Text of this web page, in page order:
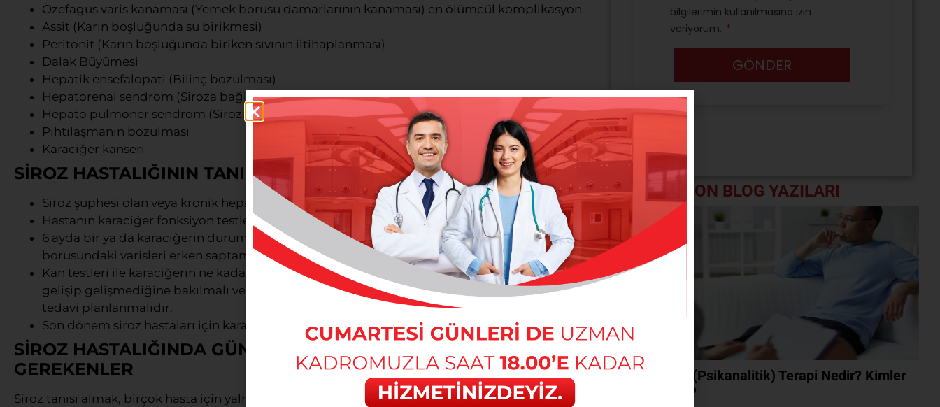
Özefagus varis kanaması (Yemek borusu damarlarının kanaması) en ölümcül komplikasyon
Assit (Karın boşluğunda su birikmesi)
Peritonit (Karın boşluğunda biriken sıvının iltihaplanması)
Dalak Büyümesi
Hepatik ensefalopati (Bilinç bozulması)
Hepatorenal sendrom (Siroza bağlı böbrek yetmezliği)
Hepato pulmoner sendrom (Siroza bağlı olarak akciğer fonksiyonlarının bozulması)
Pıhtılaşmanın bozulması
Karaciğer kanseri
SİROZ HASTALIĞININ TANI VE TEDAVİSİ
Siroz şüphesi olan veya kronik hepatit olan her hasta mutlaka düzenli doktora başvurmalı,
Hastanın karaciğer fonksiyon testleri 3 ayda bir takip edilmeli
6 ayda bir ya da karaciğerin durumuna göre yılda bir karaciğer ultrasonografisi yemek
borusundaki varisleri erken saptamak için endoskopi yapılmalıdır.
Kan testleri ile karaciğerin ne kadar bozuk olduğu değerlendirilmeli, komplikasyonların
gelişip gelişmediğine bakılmalı ve tüm bu değerlendirmelerden sonra nedene yönelik
tedavi planlanmalıdır.
Son dönem siroz hastaları için karaciğer nakli düşünülmedir.
SİROZ HASTALIĞINDA GÜNLÜK HAYATTA DİKKAT EDİLMESİ
GEREKENLER
Siroz tanısı almak, birçok hasta için yalnızca fiziksel bir hastalıkla değil, aynı zamanda psikolojik
SON BLOG YAZILARI
Psikodinamik (Psikanalitik) Terapi Nedir? Kimler
İçin Uygundur?